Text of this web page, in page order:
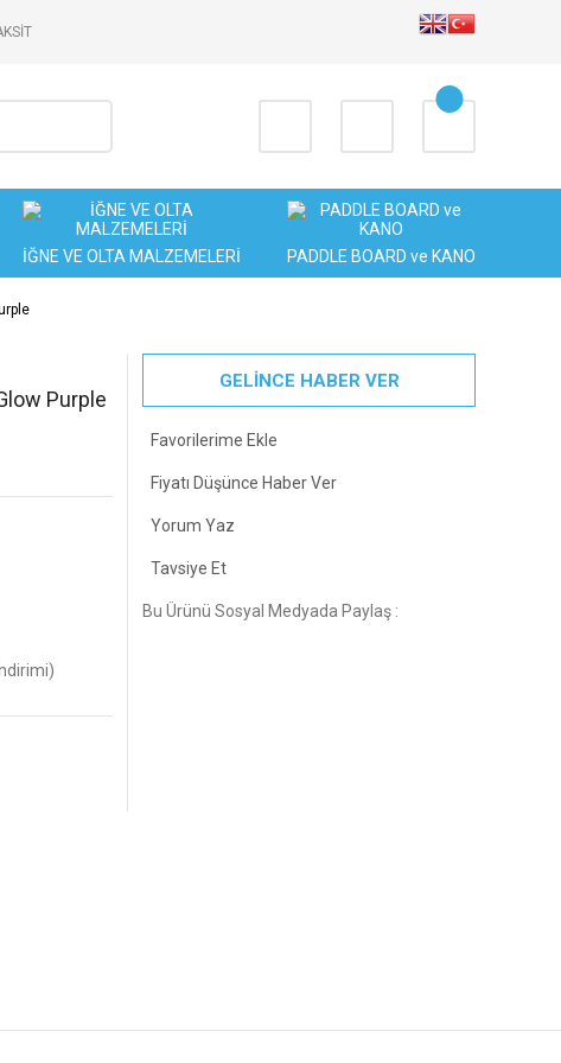
İĞNE VE OLTA MALZEMELERİ PADDLE BOARD ve KANO
Purple
GELİNCE HABER VER
Fiyatı Düşünce Haber Ver
Yorum Yaz
Tavsiye Et
Bu Ürünü Sosyal Medyada Paylaş :